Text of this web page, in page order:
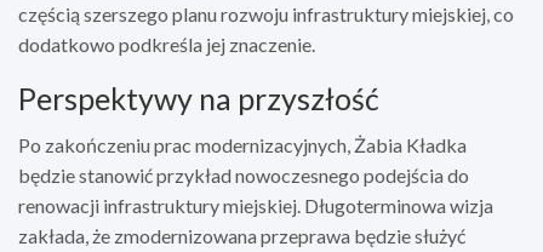
częścią szerszego planu rozwoju infrastruktury miejskiej, co
dodatkowo podkreśla jej znaczenie.
Perspektywy na przyszłość
Po zakończeniu prac modernizacyjnych, Żabia Kładka
będzie stanowić przykład nowoczesnego podejścia do
renowacji infrastruktury miejskiej. Długoterminowa wizja
zakłada, że zmodernizowana przeprawa będzie służyć